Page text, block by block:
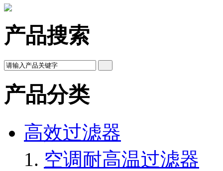
产品搜索
产品分类
高效过滤器
空调耐高温过滤器